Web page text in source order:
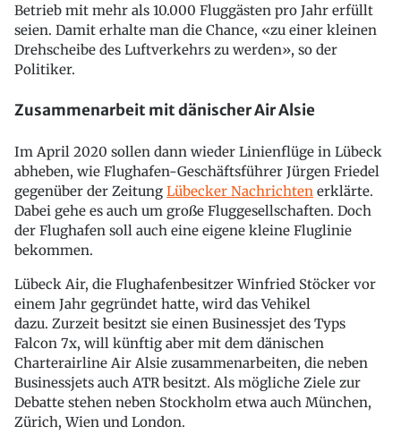
Betrieb mit mehr als 10.000 Fluggästen pro Jahr erfüllt
seien. Damit erhalte man die Chance, «zu einer kleinen
Drehscheibe des Luftverkehrs zu werden», so der
Politiker.
Zusammenarbeit mit dänischer Air Alsie
Im April 2020 sollen dann wieder Linienflüge in Lübeck
abheben, wie Flughafen-Geschäftsführer Jürgen Friedel
gegenüber der Zeitung Lübecker Nachrichten erklärte.
Dabei gehe es auch um große Fluggesellschaften. Doch
der Flughafen soll auch eine eigene kleine Fluglinie
bekommen.
Lübeck Air, die Flughafenbesitzer Winfried Stöcker vor
einem Jahr gegründet hatte, wird das Vehikel
dazu. Zurzeit besitzt sie einen Businessjet des Typs
Falcon 7x, will künftig aber mit dem dänischen
Charterairline Air Alsie zusammenarbeiten, die neben
Businessjets auch ATR besitzt. Als mögliche Ziele zur
Debatte stehen neben Stockholm etwa auch München,
Zürich, Wien und London.